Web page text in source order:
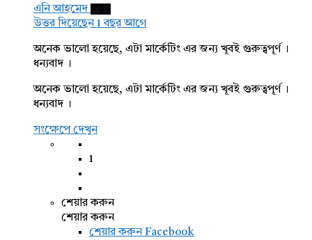
এনি আহমেদ
উত্তর দিয়েছেন 1 বছর আগে
অনেক ভালো হয়েছে, এটা মার্কেটিং এর জন্য খূবই গুরুত্বপূর্ণ ।
ধন্যবাদ ।
অনেক ভালো হয়েছে, এটা মার্কেটিং এর জন্য খূবই গুরুত্বপূর্ণ ।
ধন্যবাদ ।
সংক্ষেপে দেখুন
1
শেয়ার করুন
শেয়ার করুন
শেয়ার করুনFacebook